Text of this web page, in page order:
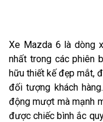
Xe Mazda 6 là dòng
nhất trong các phiên
hữu thiết kế đẹp mắt,
đối tượng khách
động mượt mà mạnh
được chiếc bình ắc